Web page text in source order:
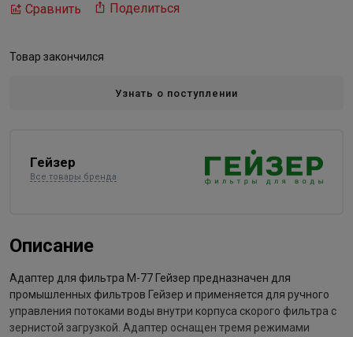
Сравнить Поделиться
Товар закончился
Узнать о поступлении
Гейзер
Все товары бренда
Описание
Адаптер для фильтра М-77 Гейзер предназначен для
промышленных фильтров Гейзер и применяется для ручного
управления потоками воды внутри корпуса скорого фильтра с
зернистой загрузкой. Адаптер оснащен тремя режимами